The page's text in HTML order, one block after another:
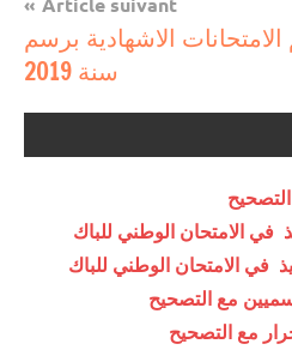
الاشهادية برسم
سنة 2019
في الامتحان الوطني للباك
في الامتحان الوطني للباك
مع التصحيح
مع التصحيح